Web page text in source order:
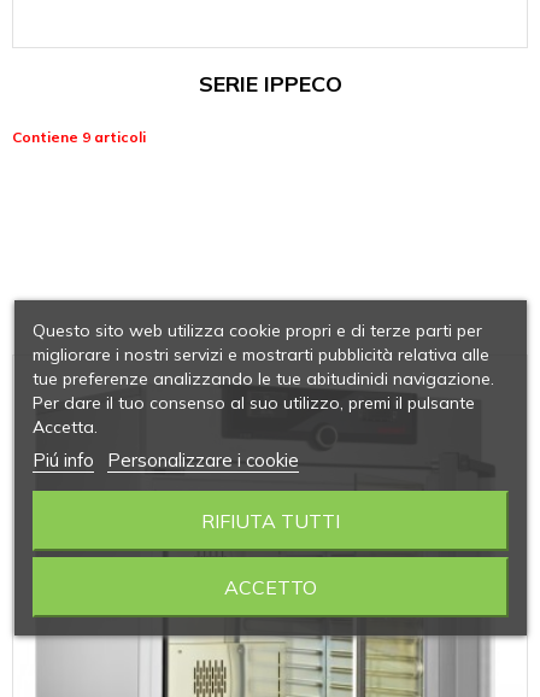
SERIE IPPECO
Contiene 9 articoli
Questo sito web utilizza cookie propri e di terze parti per
migliorare i nostri servizi e mostrarti pubblicità relativa alle
tue preferenze analizzando le tue abitudinidi navigazione.
Per dare il tuo consenso al suo utilizzo, premi il pulsante
Accetta.
Piú info Personalizzare i cookie
RIFIUTA TUTTI
ACCETTO